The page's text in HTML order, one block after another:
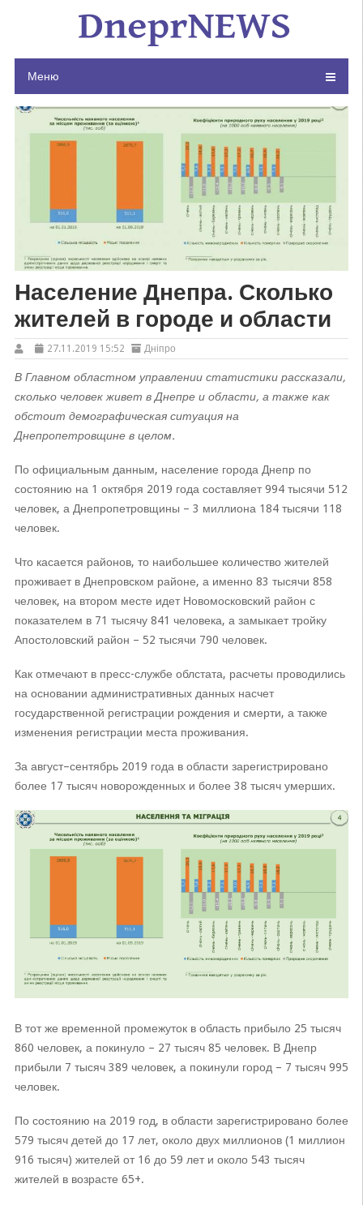
Меню
Население Днепра. Сколько
жителей в городе и области
27.11.2019 15:52 Дніпро
В Главном областном управлении статистики рассказали,
сколько человек живет в Днепре и области, а также как
обстоит демографическая ситуация на
Днепропетровщине в целом.
По официальным данным, население города Днепр по
состоянию на 1 октября 2019 года составляет 994 тысячи 512
человек, а Днепропетровщины – 3 миллиона 184 тысячи 118
человек.
Что касается районов, то наибольшее количество жителей
проживает в Днепровском районе, а именно 83 тысячи 858
человек, на втором месте идет Новомосковский район с
показателем в 71 тысячу 841 человека, а замыкает тройку
Апостоловский район – 52 тысячи 790 человек.
Как отмечают в пресс-службе облстата, расчеты проводились
на основании административных данных насчет
государственной регистрации рождения и смерти, а также
изменения регистрации места проживания.
За август–сентябрь 2019 года в области зарегистрировано
более 17 тысяч новорожденных и более 38 тысяч умерших.
В тот же временной промежуток в область прибыло 25 тысяч
860 человек, а покинуло – 27 тысяч 85 человек. В Днепр
прибыли 7 тысяч 389 человек, а покинули город – 7 тысяч 995
человек.
По состоянию на 2019 год, в области зарегистрировано более
579 тысяч детей до 17 лет, около двух миллионов (1 миллион
916 тысяч) жителей от 16 до 59 лет и около 543 тысяч
жителей в возрасте 65+.